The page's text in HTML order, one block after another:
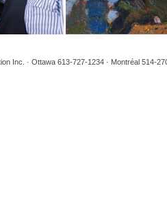
Inc. · Ottawa 613-727-1234 · Montréal 514-